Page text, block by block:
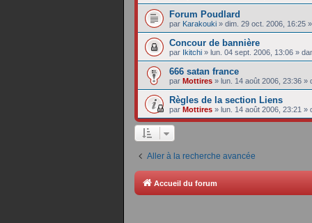
Forum Poudlard
par Karakouki » dim. 29 oct. 2006, 16:25
Concour de bannière
par Ikitchi » lun. 04 sept. 2006, 13:06 »
666 satan france
par Mottires » lun. 14 août 2006, 23:36 »
Règles de la section Liens
par Mottires » lun. 14 août 2006, 23:21 »
Aller à la recherche avancée
Accueil du forum